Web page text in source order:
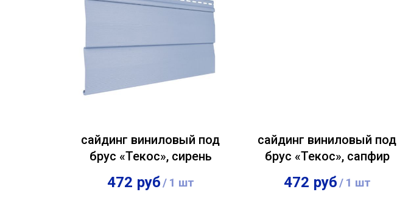
сайдинг виниловый под
брус «Текос», сирень
472 руб/ 1 шт
сайдинг виниловый под
брус «Текос», сапфир
472 руб/ 1 шт